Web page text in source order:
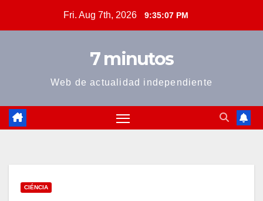
Fri. Aug 7th, 2026 9:35:07 PM
7 minutos
Web de actualidad independiente
CIÉNCIA